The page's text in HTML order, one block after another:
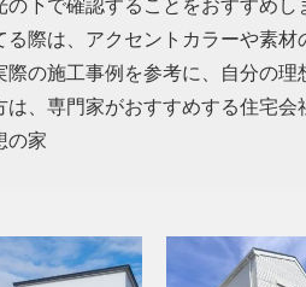
の下で確認することをおすすめ
る際は、アクセントカラーや素
際の施工事例を参考に、自分の
は、専門家がおすすめする住宅
の家